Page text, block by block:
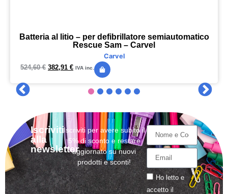
Batteria al litio – per defibrillatore semiautomatico
Rescue Sam – Carvel
Carvel
524,60€ 382,91 € IVA inc.
Iscriviti
alla
newsletter
Iscriviti per avere subito il
5% di sconto e restare
aggiornato su nuovi
prodotti e sconti!
Ho letto e
accetto il